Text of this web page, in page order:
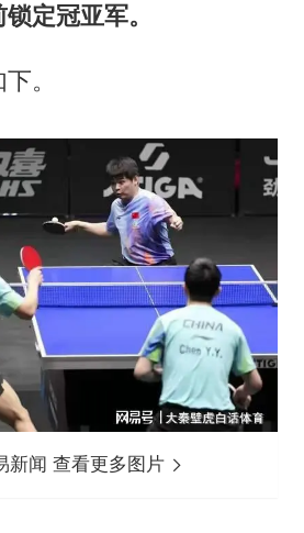
定冠亚军。
。
新闻 查看更多图片